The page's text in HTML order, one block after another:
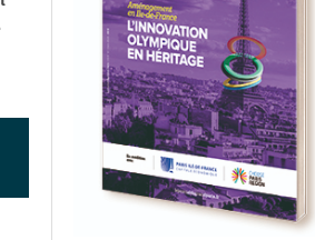
ABF, ZAC : F. Vauglin détaille sa
pour l’urbanisme parisien- 17
de la tech et de la finance
marché de la location de luxe-